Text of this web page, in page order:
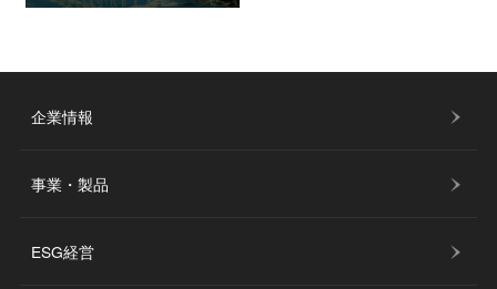
企業情報
事業・製品
ESG経営